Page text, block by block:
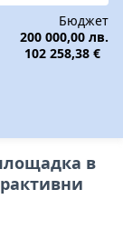
Бюджет
200 000,00 лв.
102 258,38 €
в